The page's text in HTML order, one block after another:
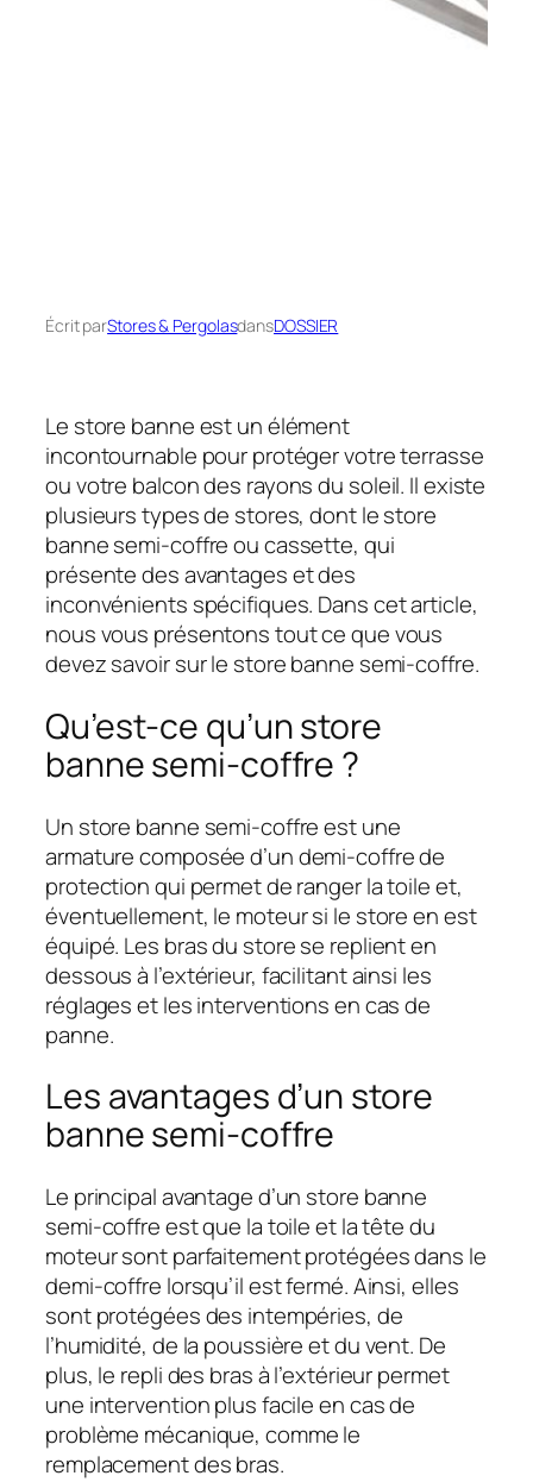
Écrit parStores & PergolasdansDOSSIER
Le store banne est un élément
incontournable pour protéger votre terrasse
ou votre balcon des rayons du soleil. Il existe
plusieurs types de stores, dont le store
banne semi-coffre ou cassette, qui
présente des avantages et des
inconvénients spécifiques. Dans cet article,
nous vous présentons tout ce que vous
devez savoir sur le store banne semi-coffre.
Qu’est-ce qu’un store
banne semi-coffre ?
Un store banne semi-coffre est une
armature composée d’un demi-coffre de
protection qui permet de ranger la toile et,
éventuellement, le moteur si le store en est
équipé. Les bras du store se replient en
dessous à l’extérieur, facilitant ainsi les
réglages et les interventions en cas de
panne.
Les avantages d’un store
banne semi-coffre
Le principal avantage d’un store banne
semi-coffre est que la toile et la tête du
moteur sont parfaitement protégées dans le
demi-coffre lorsqu’il est fermé. Ainsi, elles
sont protégées des intempéries, de
l’humidité, de la poussière et du vent. De
plus, le repli des bras à l’extérieur permet
une intervention plus facile en cas de
problème mécanique, comme le
remplacement des bras.